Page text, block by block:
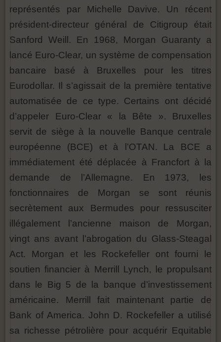
représentés par Michelle Davive. Un récent
président-directeur général de Citigroup était
Sanford Weill. En 1968, Morgan Guaranty a
lancé Euro-Clear, un système de compensation
bancaire basé à Bruxelles pour les titres
Eurodollar. Il s’agissait de la première tentative
automatisée de ce type. Certains ont décidé
d’appeler Euro-Clear « la Bête ». Bruxelles
servit de siège à la nouvelle Banque centrale
européenne (BCE) et à l’OTAN. La BCE a
immédiatement été déplacée à Francfort à la
demande de l’Allemagne. En 1973, les
fonctionnaires de Morgan se sont réunis
secrètement aux Bermudes pour ressusciter
illégalement l’ancienne maison de Morgan,
vingt ans avant l’abrogation du Glass-Steagal
Act. Morgan et les Rockefeller ont fourni le
soutien financier à Merrill Lynch, le propulsant
dans le Big 5 de la banque d’investissement
américaine. Merrill fait maintenant partie de
Bank of America. John D. Rockefeller a utilisé
sa richesse pétrolière pour acquérir Equitable